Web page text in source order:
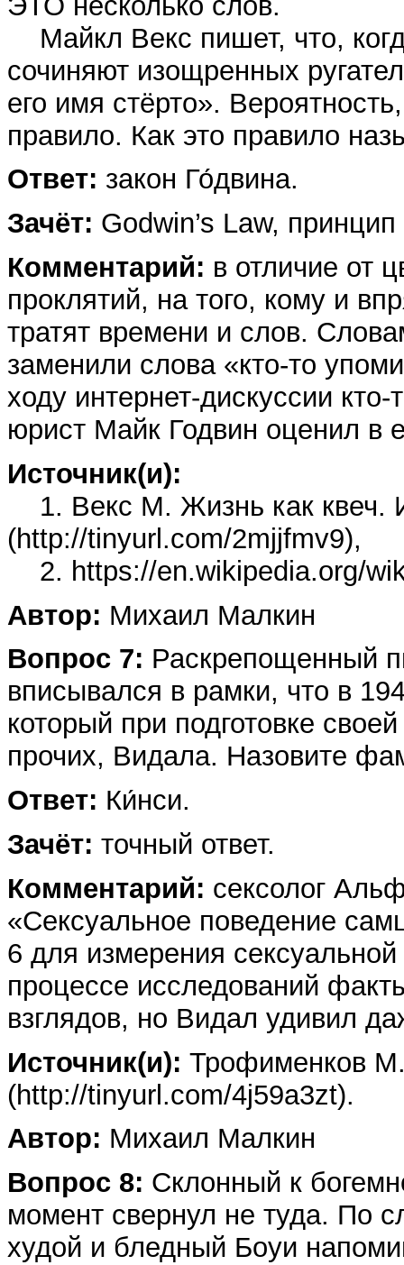
Майкл Векс пишет, что,
сочиняют изощренных
его имя стёрто».
правило. Как это правило
Ответ: закон Го́двина.
Зачёт: Godwin’s Law,
Комментарий: в отличие от
проклятий, на того, кому и
тратят времени и слов.
заменили слова «кто-то
ходу интернет-дискуссии
юрист Майк Годвин оценил в
Источник(и):
1. Векс М. Жизнь как квеч.
(http://tinyurl.com/2mjjfmv9),
2. https://en.wikipedia.org/
Автор: Михаил Малкин
Вопрос 7: Раскрепощенный
вписывался в рамки, что в
который при подготовке
прочих, Видала. Назовите
Ответ: Ки́нси.
Зачёт: точный ответ.
Комментарий: сексолог
«Сексуальное поведение
6 для измерения
процессе исследований
взглядов, но Видал удивил
Источник(и): Трофименков М.
(http://tinyurl.com/4j59a3zt).
Автор: Михаил Малкин
Вопрос 8: Склонный к
момент свернул не туда. По
худой и бледный Боуи